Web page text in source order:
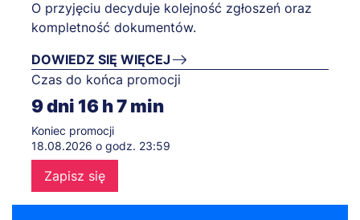
O przyjęciu decyduje kolejność zgłoszeń oraz
kompletność dokumentów.
DOWIEDZ SIĘ WIĘCEJ
Czas do końca promocji
9dni 16h7min
Koniec promocji
18.08.2026 o godz. 23:59
Zapisz się